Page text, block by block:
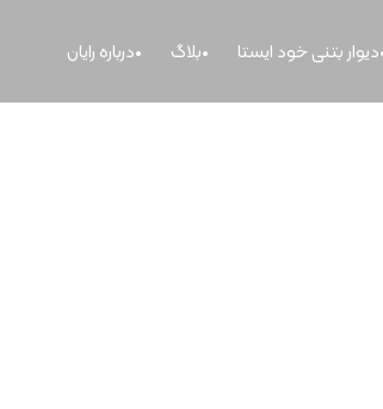
دیوار بتنی خود ایستا بلاگ درباره رایان